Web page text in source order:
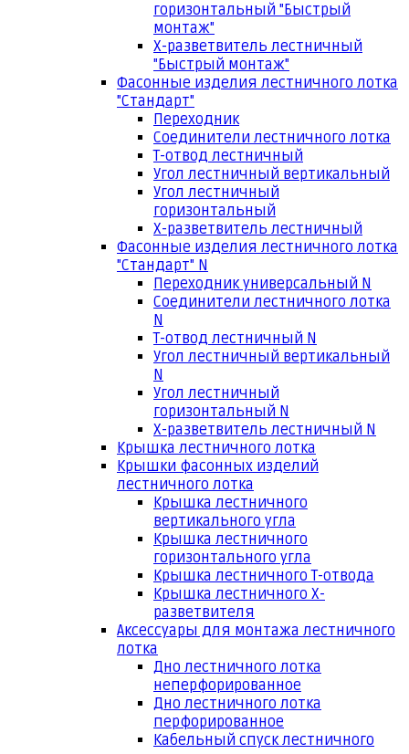
горизонтальный "Быстрый
монтаж"
Х-разветвитель лестничный
"Быстрый монтаж"
Фасонные изделия лестничного лотка
"Стандарт"
Переходник
Соединители лестничного лотка
Т-отвод лестничный
Угол лестничный вертикальный
Угол лестничный
горизонтальный
Х-разветвитель лестничный
Фасонные изделия лестничного лотка
"Стандарт" N
Переходник универсальный N
Соединители лестничного лотка
N
Т-отвод лестничный N
Угол лестничный вертикальный
N
Угол лестничный
горизонтальный N
Х-разветвитель лестничный N
Крышка лестничного лотка
Крышки фасонных изделий
лестничного лотка
Крышка лестничного
вертикального угла
Крышка лестничного
горизонтального угла
Крышка лестничного Т-отвода
Крышка лестничного Х-
разветвителя
Аксессуары для монтажа лестничного
лотка
Дно лестничного лотка
неперфорированное
Дно лестничного лотка
перфорированное
Кабельный спуск лестничного